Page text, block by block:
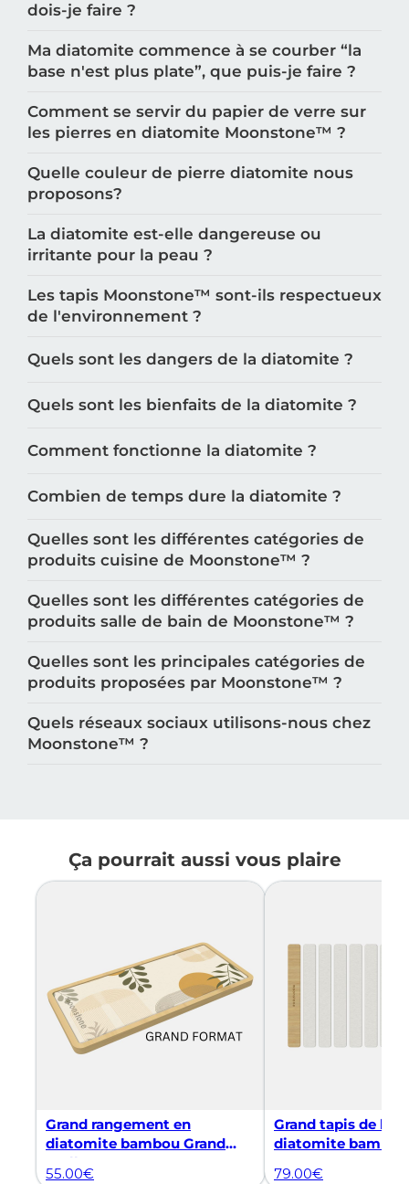
dois-je faire ?
Ma diatomite commence à se courber “la
base n'est plus plate”, que puis-je faire ?
Comment se servir du papier de verre sur
les pierres en diatomite Moonstone™️ ?
Quelle couleur de pierre diatomite nous
proposons?
La diatomite est-elle dangereuse ou
irritante pour la peau ?
Les tapis Moonstone™️ sont-ils respectueux
de l'environnement ?
Quels sont les dangers de la diatomite ?
Quels sont les bienfaits de la diatomite ?
Comment fonctionne la diatomite ?
Combien de temps dure la diatomite ?
Quelles sont les différentes catégories de
produits cuisine de Moonstone™️ ?
Quelles sont les différentes catégories de
produits salle de bain de Moonstone™️ ?
Quelles sont les principales catégories de
produits proposées par Moonstone™️ ?
Quels réseaux sociaux utilisons-nous chez
Moonstone™️ ?
Ça pourrait aussi vous plaire
Grand rangement en
diatomite bambou Grand
Stella
55.00€
Grand tapis de
diatomite
79.00€